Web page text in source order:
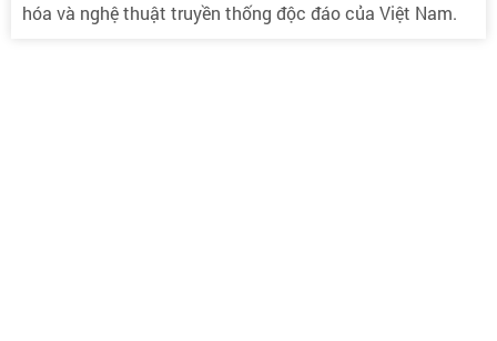
hóa và nghệ thuật truyền thống độc đáo của Việt Nam.